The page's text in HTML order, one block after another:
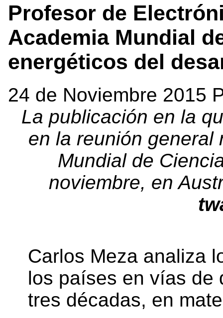
Profesor de
Academia Mundial
energéticos del
24 de Noviembre 2015
La publicación en la
en la reunión general
Mundial de
noviembre, en
Carlos Meza analiza
los países en vías de
tres décadas, en